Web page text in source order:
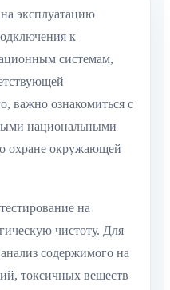
эксплуатацию
к
системам,
важно ознакомиться с
национальными
охране окружающей
на
чистоту. Для
содержимого на
токсичных веществ